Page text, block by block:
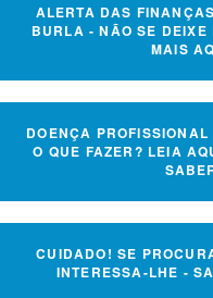
ALERTA DAS
BURLA - NÃO SE
MAIS
DOENÇA
O QUE FAZER? LEIA
CUIDADO! SE
INTERESSA-LHE -